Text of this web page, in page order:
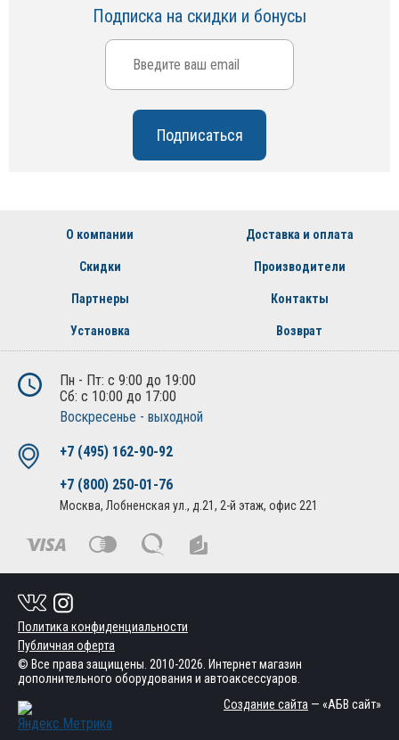
Подписка на скидки и бонусы
О компании Доставка и оплата
Скидки Производители
Партнеры Контакты
Установка Возврат
Пн - Пт: с 9:00 до 19:00
Сб: с 10:00 до 17:00
Воскресенье - выходной
+7 (495) 162-90-92
+7 (800) 250-01-76
Москва, Лобненская ул., д.21, 2-й этаж, офис 221
Политика конфиденциальности
Публичная оферта
© Все права защищены. 2010-2026. Интернет магазин
дополнительного оборудования и автоаксессуаров.
Создание сайта — «АБВ сайт»